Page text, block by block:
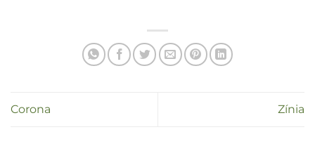
Corona Zínia